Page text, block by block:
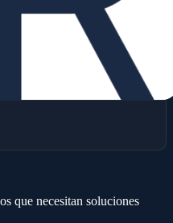
que necesitan soluciones